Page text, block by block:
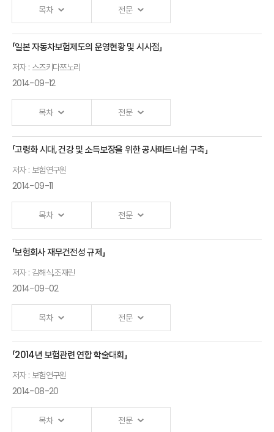
목차 전문
「일본 자동차보험제도의 운영현황 및 시사점」
저자 : 스즈키다쯔노리
2014-09-12
목차 전문
스즈키다쯔노리
「고령화 시대, 건강 및 소득보장을 위한 공사파트너쉽 구축」
저자 : 보험연구원
2014-09-11
목차 전문
보험연구원
「보험회사 재무건전성 규제」
저자 : 김해식,조재린
2014-09-02
목차 전문
「2014년 보험관련 연합 학술대회」
저자 : 보험연구원
2014-08-20
목차 전문